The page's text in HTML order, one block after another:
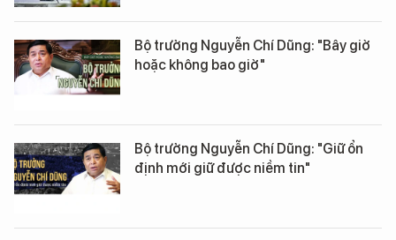
Bộ trưởng Nguyễn Chí Dũng: "Bây giờ
hoặc không bao giờ"
Bộ trưởng Nguyễn Chí Dũng: "Giữ ổn
định mới giữ được niềm tin"